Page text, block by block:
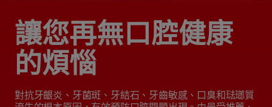
讓您再無口腔健康
的煩惱
對抗牙齦炎、牙菌斑、牙結石、牙齒敏感、口臭和琺瑯質